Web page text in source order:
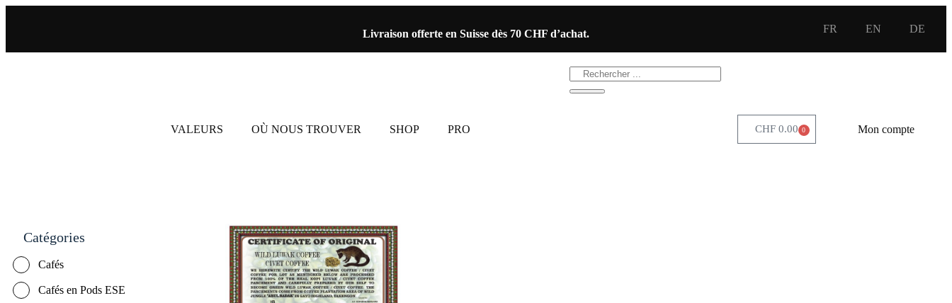
Livraison offerte en Suisse dès 70 CHF d’achat. FR EN DE
VALEURS OÙ NOUS TROUVER SHOP PRO CHF0.00 0 Mon compte
Catégories
Cafés
Cafés en Pods ESE